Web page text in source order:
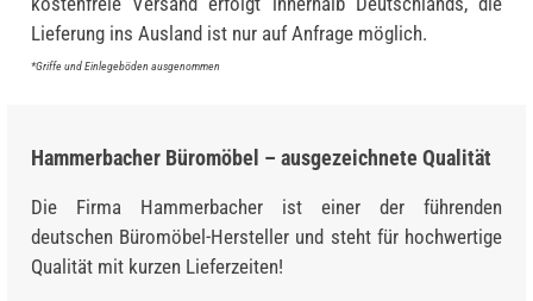
Lieferung ins Ausland ist nur auf Anfrage möglich.
*Griffe und Einlegeböden ausgenommen
Hammerbacher Büromöbel – ausgezeichnete Qualität
Die Firma Hammerbacher ist einer der führenden
deutschen Büromöbel-Hersteller und steht für hochwertige
Qualität mit kurzen Lieferzeiten!